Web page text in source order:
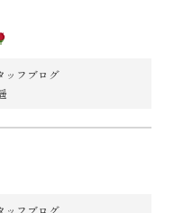
ッフブログ
ッフブログ